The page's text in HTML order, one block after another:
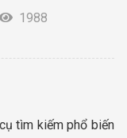
1988
tìm kiếm phổ biến